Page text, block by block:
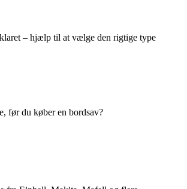
– hjælp til at vælge den rigtige type
før du køber en bordsav?